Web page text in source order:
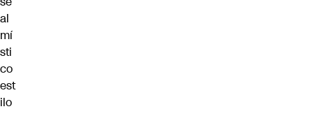
al
mí
sti
co
est
ilo